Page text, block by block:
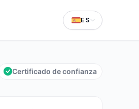
ES
Certificado de confianza